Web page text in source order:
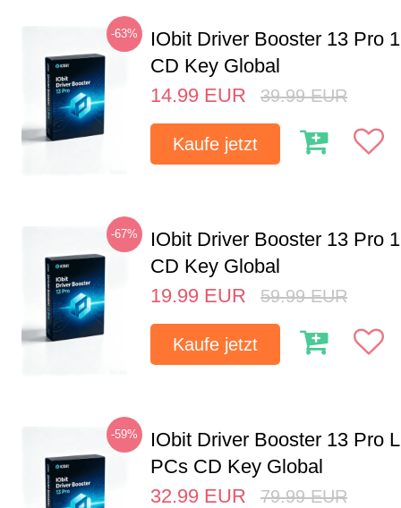
-63%
IObit Driver Booster 13 Pro
CD Key Global
14.99 EUR 39.99 EUR
Kaufe jetzt
-67%
IObit Driver Booster 13 Pro
CD Key Global
19.99 EUR 59.99 EUR
Kaufe jetzt
-59%
IObit Driver Booster 13 Pro
PCs CD Key Global
32.99 EUR 79.99 EUR